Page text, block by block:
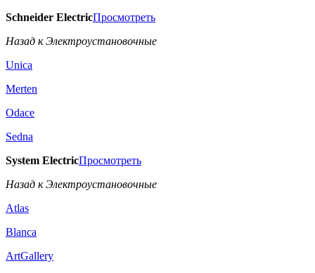
Schneider ElectricПросмотреть
Назад к Электроустановочные
Unica
Merten
Odace
Sedna
System ElectricПросмотреть
Назад к Электроустановочные
Atlas
Blanca
ArtGallery